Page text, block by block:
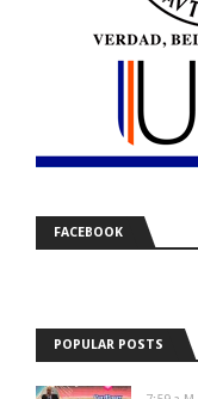
FACEBOOK
POPULAR POSTS